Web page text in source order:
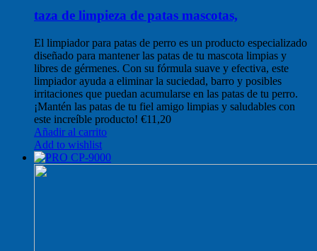
taza de limpieza de patas mascotas,
El limpiador para patas de perro es un producto especializado
diseñado para mantener las patas de tu mascota limpias y
libres de gérmenes. Con su fórmula suave y efectiva, este
limpiador ayuda a eliminar la suciedad, barro y posibles
irritaciones que puedan acumularse en las patas de tu perro.
¡Mantén las patas de tu fiel amigo limpias y saludables con
este increíble producto! €11,20
Añadir al carrito
Add to wishlist